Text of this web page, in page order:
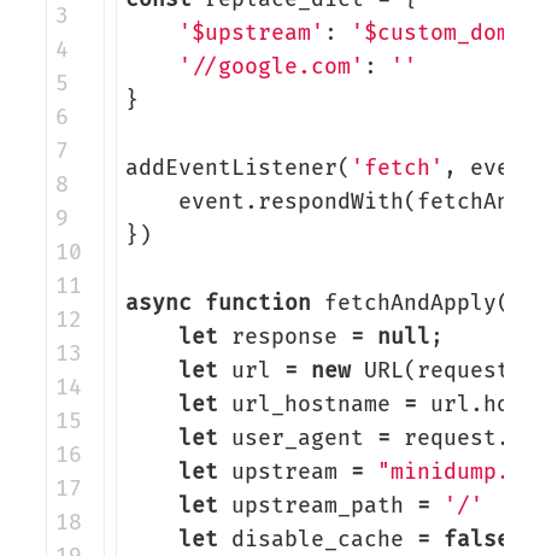
3
4
5
6
7
8
9
10
11
12
13
14
15
16
17
18
'$upstream' :
'//google.com' :
''
}
addEventListener( 'fetch' ,
event
event. respondWith(
})
async function fetchAndApply(
let
response = null ;
let
url = new URL( request
let
url_hostname = url .
let
user_agent = request.
let
upstream =
let
upstream_path =
'/'
let
disable_cache = false